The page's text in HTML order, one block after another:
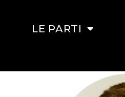
LE PARTI